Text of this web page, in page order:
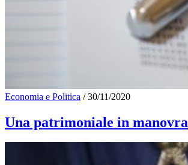
Economia e Politica / 30/11/2020
Una patrimoniale in manovra